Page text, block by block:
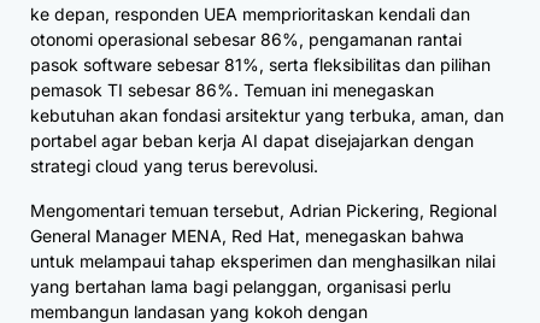
ke depan, responden UEA memprioritaskan kendali dan
otonomi operasional sebesar 86%, pengamanan rantai
pasok software sebesar 81%, serta fleksibilitas dan pilihan
pemasok TI sebesar 86%. Temuan ini menegaskan
kebutuhan akan fondasi arsitektur yang terbuka, aman, dan
portabel agar beban kerja AI dapat disejajarkan dengan
strategi cloud yang terus berevolusi.
Mengomentari temuan tersebut, Adrian Pickering, Regional
General Manager MENA, Red Hat, menegaskan bahwa
untuk melampaui tahap eksperimen dan menghasilkan nilai
yang bertahan lama bagi pelanggan, organisasi perlu
membangun landasan yang kokoh dengan